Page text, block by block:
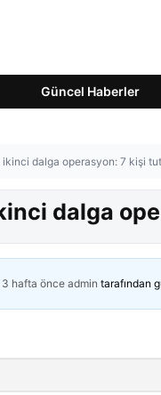
Güncel Haberler
ikinci dalga operasyon: 7 kişi
dalga
3 hafta önceadmin tarafından